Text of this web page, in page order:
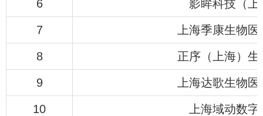
6 影眸科技（
7 上海季康生物
8 正序（上海）
9 上海达歌生物
10 上海域动数